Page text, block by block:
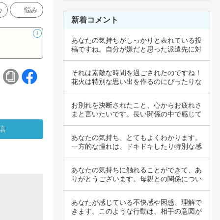
悩み
1
新着コメント
あなたの気持ちがしっかりと表れている投
稿ですね。自分が嫌だと思った派遣先に対
それは素敵な時間を過ごされたのですね！
花火は特別な思い出を作るのにぴったりな
お別れを決断されたこと、心からお疲れさ
まと言いたいです。長い関係の中で感じて
あなたの気持ち、とてもよくわかります。
一方的な憧れは、ドキドキしたり特別な感
あなたの気持ちに触れることができて、あ
りがとうございます。母親との関係につい
あなたが感じている不快感や困惑、理解で
きます。このような行動は、相手の意図が